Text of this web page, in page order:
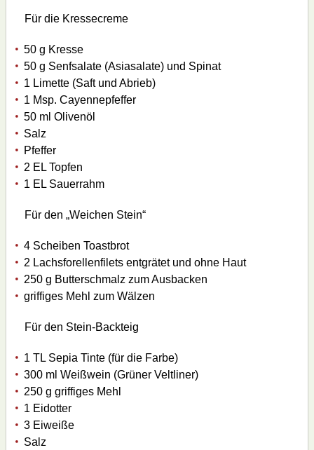
Für die Kressecreme
50 g Kresse
50 g Senfsalate (Asiasalate) und Spinat
1 Limette (Saft und Abrieb)
1 Msp. Cayennepfeffer
50 ml Olivenöl
Salz
Pfeffer
2 EL Topfen
1 EL Sauerrahm
Für den „Weichen Stein“
4 Scheiben Toastbrot
2 Lachsforellenfilets entgrätet und ohne Haut
250 g Butterschmalz zum Ausbacken
griffiges Mehl zum Wälzen
Für den Stein-Backteig
1 TL Sepia Tinte (für die Farbe)
300 ml Weißwein (Grüner Veltliner)
250 g griffiges Mehl
1 Eidotter
3 Eiweiße
Salz